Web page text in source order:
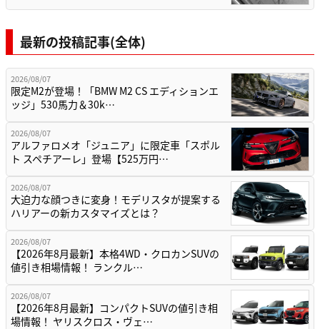
最新の投稿記事(全体)
2026/08/07
限定M2が登場！「BMW M2 CS エディションエ
ッジ」530馬力＆30k…
2026/08/07
アルファロメオ「ジュニア」に限定車「スポル
ト スペチアーレ」登場【525万円…
2026/08/07
大迫力な顔つきに変身！モデリスタが提案する
ハリアーの新カスタマイズとは？
2026/08/07
【2026年8月最新】本格4WD・クロカンSUVの
値引き相場情報！ ランクル…
2026/08/07
【2026年8月最新】コンパクトSUVの値引き相
場情報！ ヤリスクロス・ヴェ…